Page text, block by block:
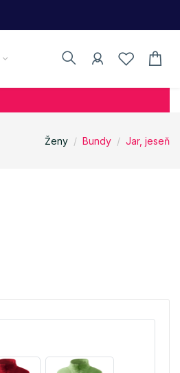
Ženy Bundy Jar, jeseň